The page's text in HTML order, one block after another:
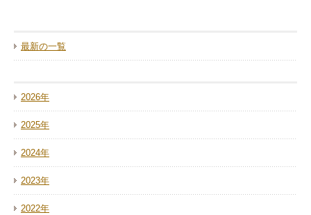
最新の一覧
2026年
2025年
2024年
2023年
2022年